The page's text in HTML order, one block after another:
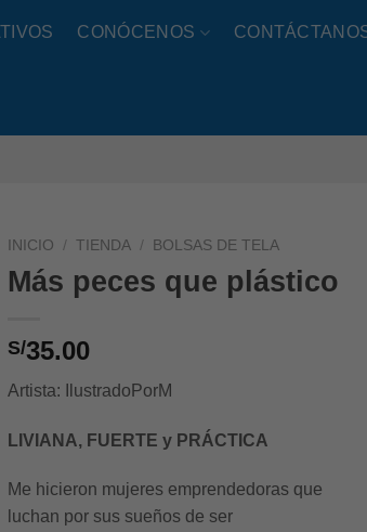
CONÓCENOS
INICIO / TIENDA / BOLSAS DE TELA
Más peces que plástico
S/35.00
Artista: IlustradoPorM
LIVIANA, FUERTE y PRÁCTICA
Me hicieron mujeres emprendedoras que
luchan por sus sueños de ser